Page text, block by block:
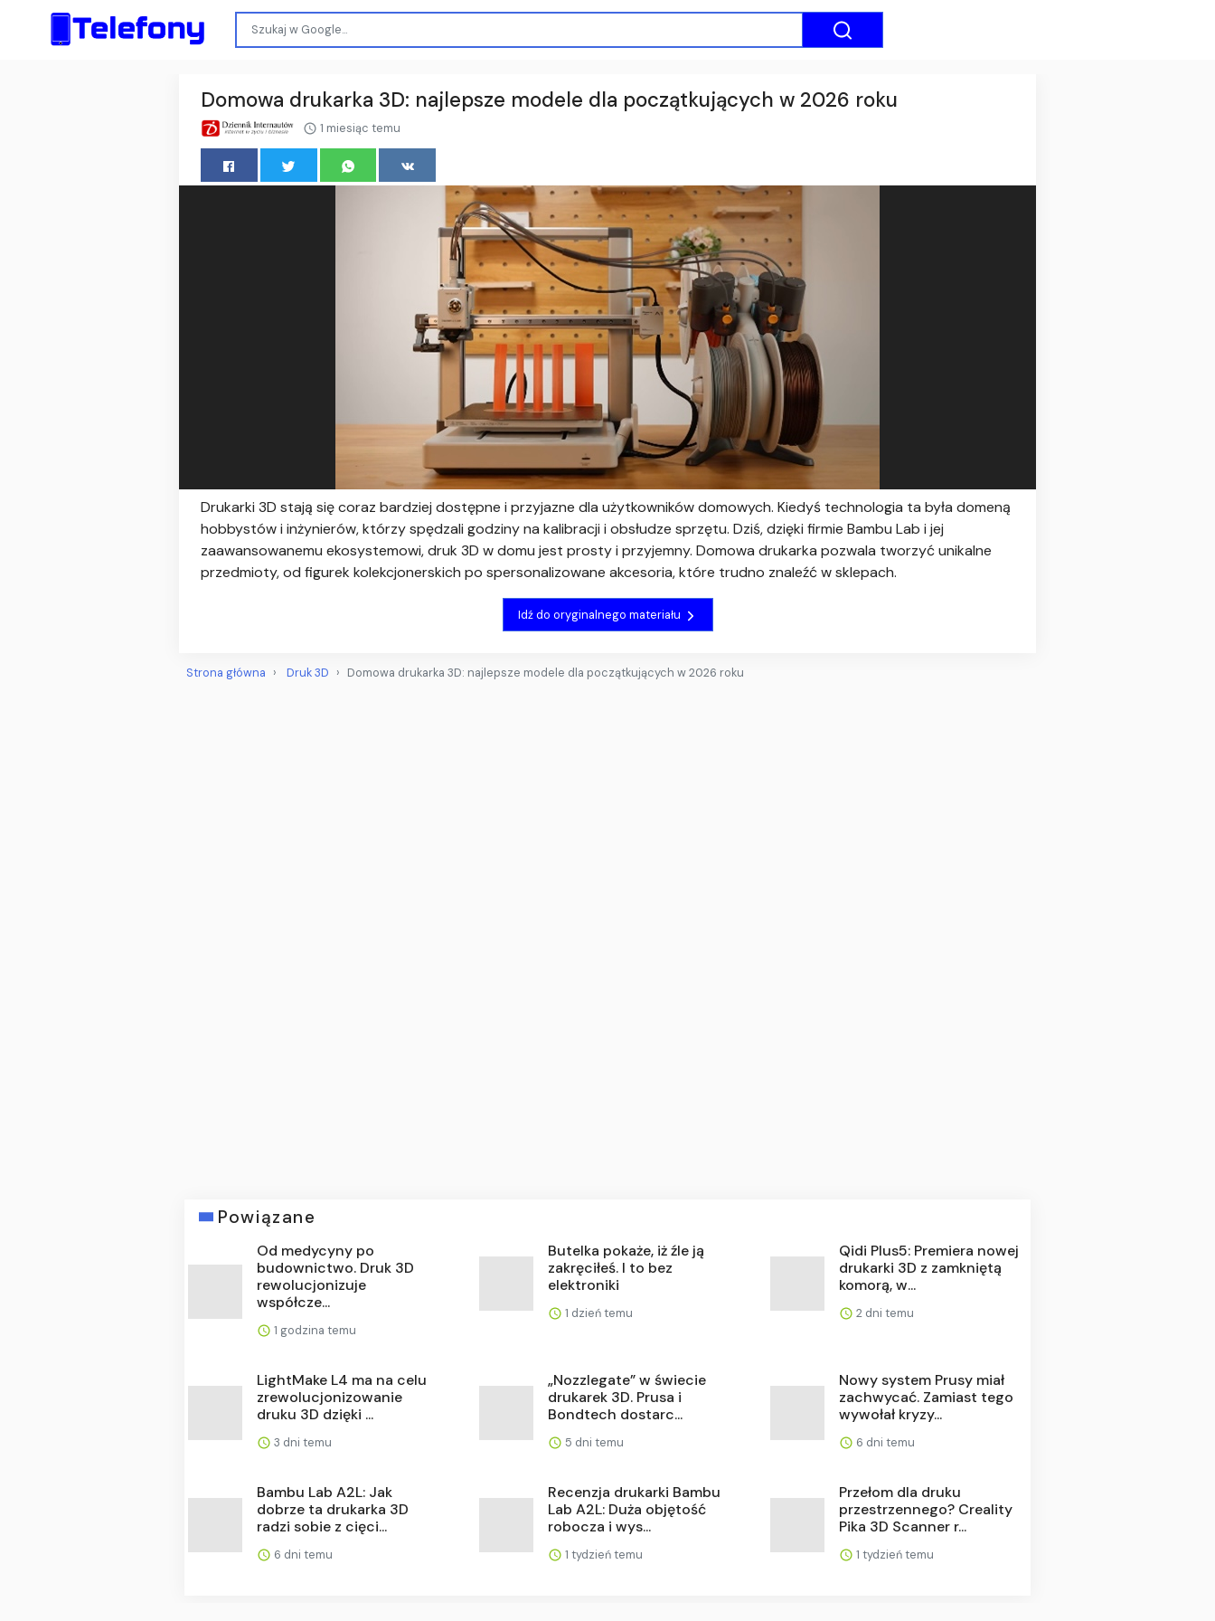
Domowa drukarka 3D: najlepsze modele dla początkujących w 2026 roku
1 miesiąc temu
Drukarki 3D stają się coraz bardziej dostępne i przyjazne dla użytkowników domowych. Kiedyś technologia ta była domeną
hobbystów i inżynierów, którzy spędzali godziny na kalibracji i obsłudze sprzętu. Dziś, dzięki firmie Bambu Lab i jej
zaawansowanemu ekosystemowi, druk 3D w domu jest prosty i przyjemny. Domowa drukarka pozwala tworzyć unikalne
przedmioty, od figurek kolekcjonerskich po spersonalizowane akcesoria, które trudno znaleźć w sklepach.
Idź do oryginalnego materiału
Strona główna Druk 3D Domowa drukarka 3D: najlepsze modele dla początkujących w 2026 roku
Powiązane
Od medycyny po
budownictwo. Druk 3D
rewolucjonizuje
współcze...
1 godzina temu
Butelka pokaże, iż źle ją
zakręciłeś. I to bez
elektroniki
1 dzień temu
Qidi Plus5: Premiera nowej
drukarki 3D z zamkniętą
komorą, w...
2 dni temu
LightMake L4 ma na celu
zrewolucjonizowanie
druku 3D dzięki ...
3 dni temu
„Nozzlegate” w świecie
drukarek 3D. Prusa i
Bondtech dostarc...
5 dni temu
Nowy system Prusy miał
zachwycać. Zamiast tego
wywołał kryzy...
6 dni temu
Bambu Lab A2L: Jak
dobrze ta drukarka 3D
radzi sobie z cięci...
6 dni temu
Recenzja drukarki Bambu
Lab A2L: Duża objętość
robocza i wys...
1 tydzień temu
Przełom dla druku
przestrzennego? Creality
Pika 3D Scanner r...
1 tydzień temu